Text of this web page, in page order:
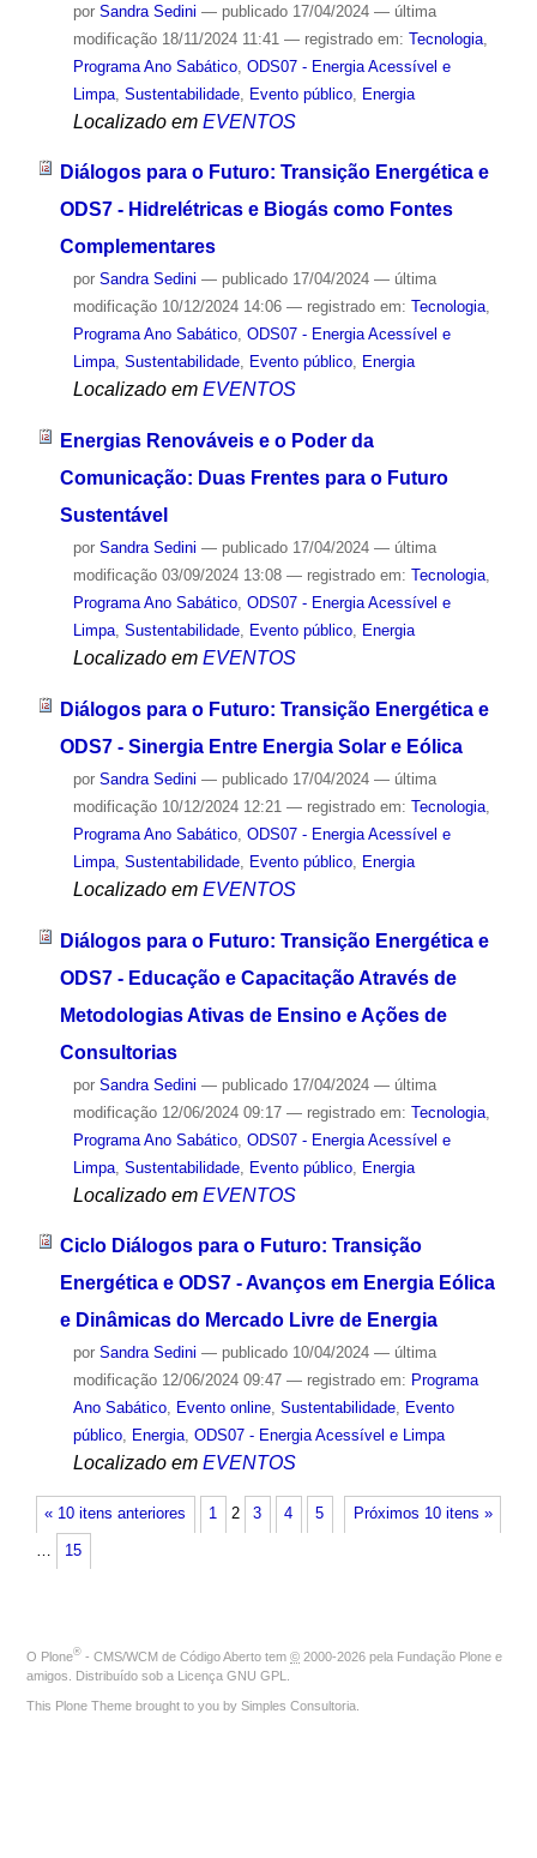
por Sandra Sedini — publicado17/04/2024 — última
modificação18/11/2024 11:41 — registrado em: Tecnologia,
Programa Ano Sabático, ODS07 - Energia Acessível e
Limpa, Sustentabilidade, Evento público, Energia
Localizado em EVENTOS
Diálogos para o Futuro: Transição Energética e
ODS7 - Hidrelétricas e Biogás como Fontes
Complementares
por Sandra Sedini — publicado17/04/2024 — última
modificação10/12/2024 14:06 — registrado em: Tecnologia,
Programa Ano Sabático, ODS07 - Energia Acessível e
Limpa, Sustentabilidade, Evento público, Energia
Localizado em EVENTOS
Energias Renováveis e o Poder da
Comunicação: Duas Frentes para o Futuro
Sustentável
por Sandra Sedini — publicado17/04/2024 — última
modificação03/09/2024 13:08 — registrado em: Tecnologia,
Programa Ano Sabático, ODS07 - Energia Acessível e
Limpa, Sustentabilidade, Evento público, Energia
Localizado em EVENTOS
Diálogos para o Futuro: Transição Energética e
ODS7 - Sinergia Entre Energia Solar e Eólica
por Sandra Sedini — publicado17/04/2024 — última
modificação10/12/2024 12:21 — registrado em: Tecnologia,
Programa Ano Sabático, ODS07 - Energia Acessível e
Limpa, Sustentabilidade, Evento público, Energia
Localizado em EVENTOS
Diálogos para o Futuro: Transição Energética e
ODS7 - Educação e Capacitação Através de
Metodologias Ativas de Ensino e Ações de
Consultorias
por Sandra Sedini — publicado17/04/2024 — última
modificação12/06/2024 09:17 — registrado em: Tecnologia,
Programa Ano Sabático, ODS07 - Energia Acessível e
Limpa, Sustentabilidade, Evento público, Energia
Localizado em EVENTOS
Ciclo Diálogos para o Futuro: Transição
Energética e ODS7 - Avanços em Energia Eólica
e Dinâmicas do Mercado Livre de Energia
por Sandra Sedini — publicado10/04/2024 — última
modificação12/06/2024 09:47 — registrado em: Programa
Ano Sabático, Evento online, Sustentabilidade, Evento
público, Energia, ODS07 - Energia Acessível e Limpa
Localizado em EVENTOS
« 10 itens anteriores Próximos 10 itens »
1 2 3 4 5
… 15
O Plone® - CMS/WCM de Código Aberto tem © 2000-2026 pela Fundação Plone e
amigos. Distribuído sob a Licença GNU GPL
This Plone Theme brought to you by Simples Consultoria